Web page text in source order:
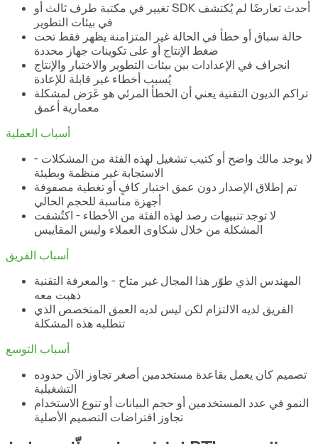
تغيير في مكتبة طرف ثالث أو SDK أحدث تعارضًا لم يُكتشف
في بيئات التطوير
حالة سباق أو خطأ في الحالة غير المتزامنة يظهر فقط تحت
ضغط الإنتاج أو على تكوينات جهاز محددة
انجراف في الإعدادات بين بيئات التطوير والاختبار والإنتاج
يُسبب أخطاء غير قابلة للإعادة
تراكم الديون التقنية يعني أن الخطأ المرئي هو عَرَض لمشكلة
معمارية أعمق
أسباب العملية
لا يوجد مالك واضح أو كتيب تشغيل لهذه الفئة من المشكلات -
الاستجابة غير منظمة وبطيئة
تم إطلاق الإصدار دون عمق اختبار كافٍ أو تغطية مصفوفة
أجهزة مناسبة للحجم الحالي
لا توجد تنبيهات رصد لهذه الفئة من الأخطاء - اكتُشفت
المشكلة من خلال شكاوى العملاء وليس المقاييس
أسباب الفريق
المهندس الذي طوّر هذا المجال غير متاح - والمعرفة التقنية
ذهبت معه
الفريق لديه الالتزام لكن ليس لديه العمق المتخصص الذي
تتطلبه هذه المشكلة
أسباب التوسع
تصميم كان يعمل بقاعدة مستخدمين أصغر تجاوز الآن حدوده
التشغيلية
النمو في عدد المستخدمين أو حجم البيانات أو تنوع الاستخدام
تجاوز افتراضات التصميم الأصلية